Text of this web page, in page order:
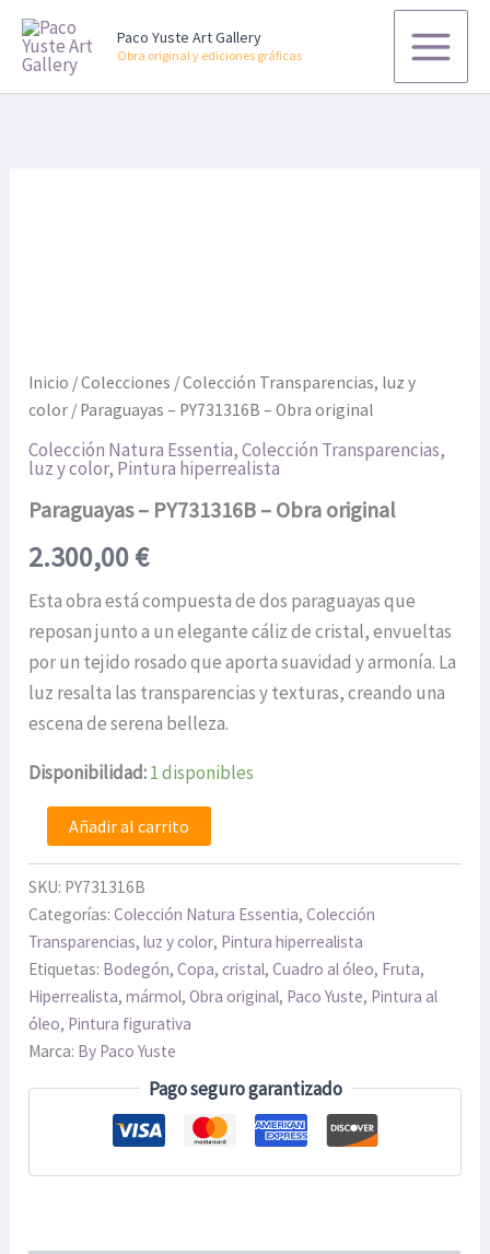
contenido
Paco Yuste Art Gallery
Obra original y ediciones gráficas
Inicio /Colecciones /Colección Transparencias, luz y
color / Paraguayas – PY731316B – Obra original
Colección Natura Essentia,Colección Transparencias,
luz y color, Pintura hiperrealista
Paraguayas – PY731316B – Obra original
2.300,00€
Esta obra está compuesta de dos paraguayas que
reposan junto a un elegante cáliz de cristal, envueltas
por un tejido rosado que aporta suavidad y armonía. La
luz resalta las transparencias y texturas, creando una
escena de serena belleza.
Disponibilidad:1 disponibles
Añadir al carrito
SKU: PY731316B
Categorías:Colección Natura Essentia,Colección
Transparencias, luz y color, Pintura hiperrealista
Etiquetas: Bodegón,Copa,cristal,Cuadro al óleo, Fruta,
Hiperrealista,mármol,Obra original, Paco Yuste, Pintura al
óleo, Pintura figurativa
Marca: By Paco Yuste
Pago seguro garantizado